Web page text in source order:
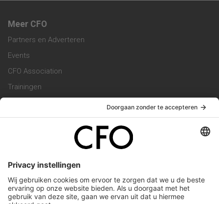
Meer CFO
Partners en Adverteren
Events
CFO Association
Trainingen
Vacatures
Service & Contact
Werken bij ons
Privacy Statement
Algemene Voorwaarden